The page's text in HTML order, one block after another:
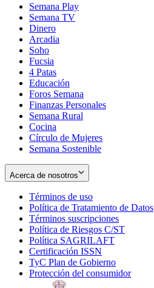
Semana Play
Semana TV
Dinero
Arcadia
Soho
in
new
window
Fucsia
in
new
window
4 Patas
Educación
Foros Semana
Finanzas Personales
Semana Rural
Cocina
Círculo de Mujeres
Semana Sostenible
Acerca de nosotros
Términos de uso
in
new
window
Política de Tratamiento de Datos
Términos suscripciones
in
Política de Riesgos C/ST
Política SAGRILAFT
new
window
Certificación ISSN
in
new
TyC Plan de Gobierno
in
Protección del consumidorOpens